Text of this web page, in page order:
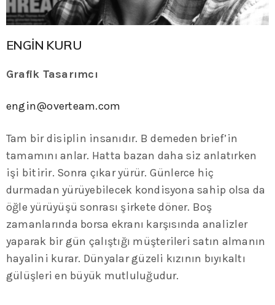
ENGİN KURU
Grafik Tasarımcı
engin@overteam.com
Tam bir disiplin insanıdır. B demeden brief’in
tamamını anlar. Hatta bazan daha siz anlatırken
işi bitirir. Sonra çıkar yürür. Günlerce hiç
durmadan yürüyebilecek kondisyona sahip olsa da
öğle yürüyüşü sonrası şirkete döner. Boş
zamanlarında borsa ekranı karşısında analizler
yaparak bir gün çalıştığı müşterileri satın almanın
hayalini kurar. Dünyalar güzeli kızının bıyıkaltı
gülüşleri en büyük mutluluğudur.